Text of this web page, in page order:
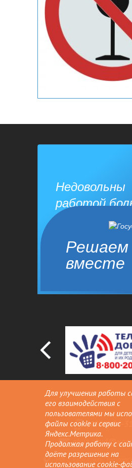
Решаем
вместе
Недовольны
работой
Сообщить о
(4852) 54-
РФ, г.Ярославль,
Для улучшения работы
его взаимодействия с
пользователями мы
файлы cookie и сервис
Яндекс.Метрика.
Продолжая работу с
даёте разрешение на
использование cookie-